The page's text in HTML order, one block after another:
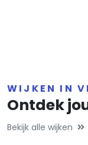
WIJKEN IN
Ontdek
Bekijk alle wijken